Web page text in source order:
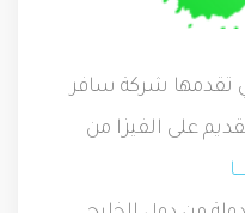
تقدمها شركة سافر
على الفيزا من